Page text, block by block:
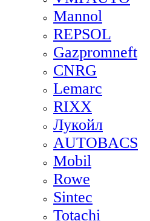
Mannol
REPSOL
Gazpromneft
CNRG
Lemarc
RIXX
Лукойл
AUTOBACS
Mobil
Rowe
Sintec
Totachi